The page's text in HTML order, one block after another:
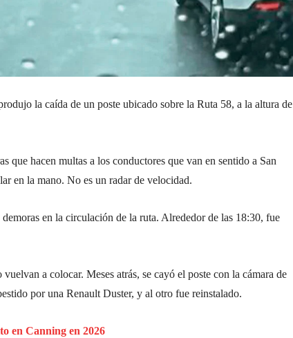
la caída de un poste ubicado sobre la Ruta 58, a la altura de
que hacen multas a los conductores que van en sentido a San
en la mano. No es un radar de velocidad.
en la circulación de la ruta. Alrededor de las 18:30, fue
a colocar. Meses atrás, se cayó el poste con la cámara de
por una Renault Duster, y al otro fue reinstalado.
en Canning en 2026